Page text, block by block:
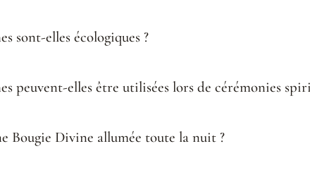
sont-elles écologiques ?
peuvent-elles être utilisées lors de cérémonies
Bougie Divine allumée toute la nuit ?